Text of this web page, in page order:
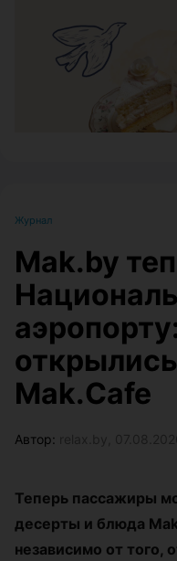
Журнал
Mak.by
Mak.Cafe
Автор:
Теперь пассажиры
десерты и блюда
независимо от того,